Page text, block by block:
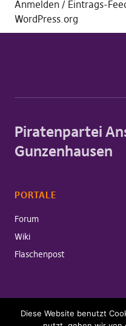
Anmelden Eintrags-
WordPress.org
Piratenpartei
Gunzenhausen
PORTALE
Forum
Wiki
Flaschenpost
Copyright © 2026 Piratenpartei
Powered byWordPress
Diese Website benutzt